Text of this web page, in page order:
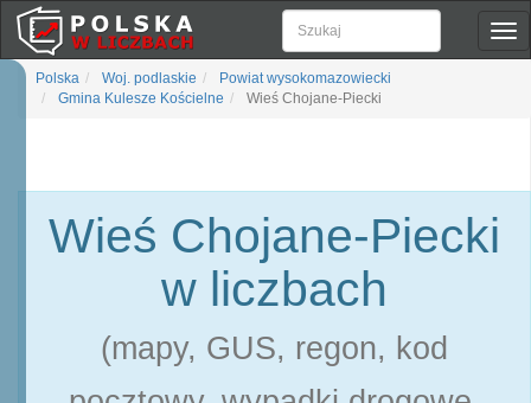
Polska Woj. podlaskie
Powiat wysokomazowiecki
Gmina Kulesze Kościelne
Wieś Chojane-Piecki
Wieś Chojane-Piecki
w liczbach
(mapy, GUS, regon, kod